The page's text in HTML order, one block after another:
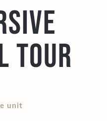
tour
unit